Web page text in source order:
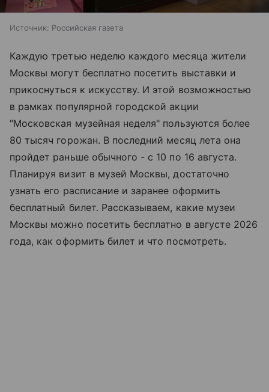
Источник: Российская газета
Каждую третью неделю каждого месяца жители
Москвы могут бесплатно посетить выставки и
прикоснуться к искусству. И этой возможностью
в рамках популярной городской акции
"Московская музейная неделя" пользуются более
80 тысяч горожан. В последний месяц лета она
пройдет раньше обычного - с 10 по 16 августа.
Планируя визит в музей Москвы, достаточно
узнать его расписание и заранее оформить
бесплатный билет. Рассказываем, какие музеи
Москвы можно посетить бесплатно в августе 2026
года, как оформить билет и что посмотреть.